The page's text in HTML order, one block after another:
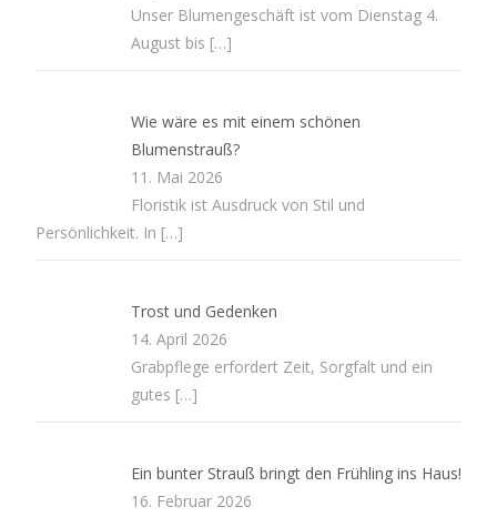
Unser Blumengeschäft ist vom Dienstag 4.
August bis […]
Wie wäre es mit einem schönen
Blumenstrauß?
11. Mai 2026
Floristik ist Ausdruck von Stil und
Persönlichkeit. In […]
Trost und Gedenken
14. April 2026
Grabpflege erfordert Zeit, Sorgfalt und ein
gutes […]
Ein bunter Strauß bringt den Frühling ins Haus!
16. Februar 2026